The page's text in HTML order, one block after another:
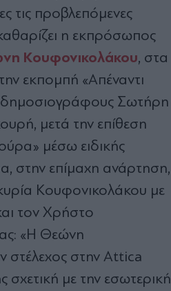
τις προβλεπόμενες
η εκπρόσωπος
Κουφονικολάκου, στα
εκπομπή «Απέναντι
Σωτήρη
μετά την επίθεση
μέσω ειδικής
στην επίμαχη ανάρτηση,
Κουφονικολάκου με
τον Χρήστο
«Η Θεώνη
στέλεχος στην Attica
σχετική με την εσωτερική